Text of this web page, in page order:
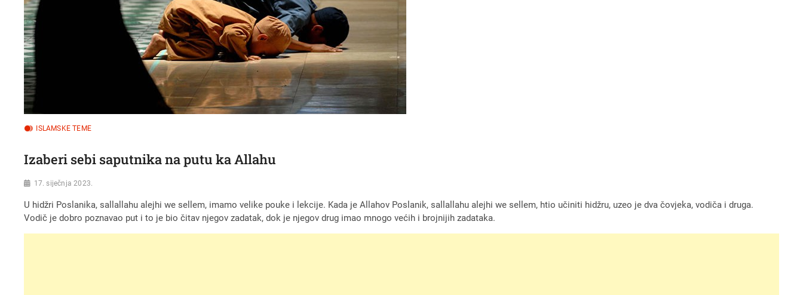
ISLAMSKE TEME
Izaberi sebi saputnika na putu ka Allahu
17. siječnja 2023.
U hidžri Poslanika, sallallahu alejhi we sellem, imamo velike pouke i lekcije. Kada je Allahov Poslanik, sallallahu alejhi we sellem, htio učiniti hidžru, uzeo je dva čovjeka, vodiča i druga.
Vodič je dobro poznavao put i to je bio čitav njegov zadatak, dok je njegov drug imao mnogo većih i brojnijih zadataka.